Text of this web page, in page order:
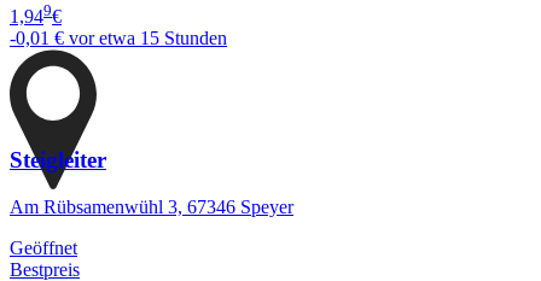
1,949€
-0,01 € vor etwa 15 Stunden
Steigleiter
Am Rübsamenwühl 3, 67346 Speyer
Geöffnet
Bestpreis